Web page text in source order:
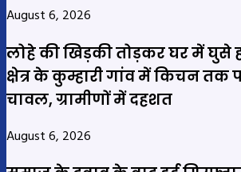
August 6, 2026
लोहे की खिड़की तोड़कर घर में घुसे
क्षेत्र के कुम्हारी गांव में किचन
चावल, ग्रामीणों में दहशत
August 6, 2026